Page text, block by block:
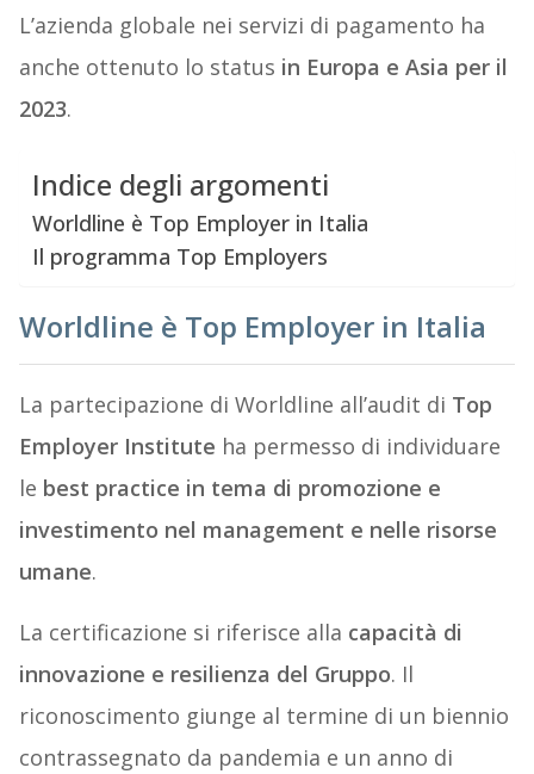
L’azienda globale nei servizi di pagamento ha
anche ottenuto lo status in Europa e Asia per il
2023.
Indice degli argomenti
Worldline è Top Employer in Italia
Il programma Top Employers
Worldline è Top Employer in Italia
La partecipazione di Worldline all’audit di Top
Employer Institute ha permesso di individuare
le best practice in tema di promozione e
investimento nel management e nelle risorse
umane.
La certificazione si riferisce alla capacità di
innovazione e resilienza del Gruppo. Il
riconoscimento giunge al termine di un biennio
contrassegnato da pandemia e un anno di